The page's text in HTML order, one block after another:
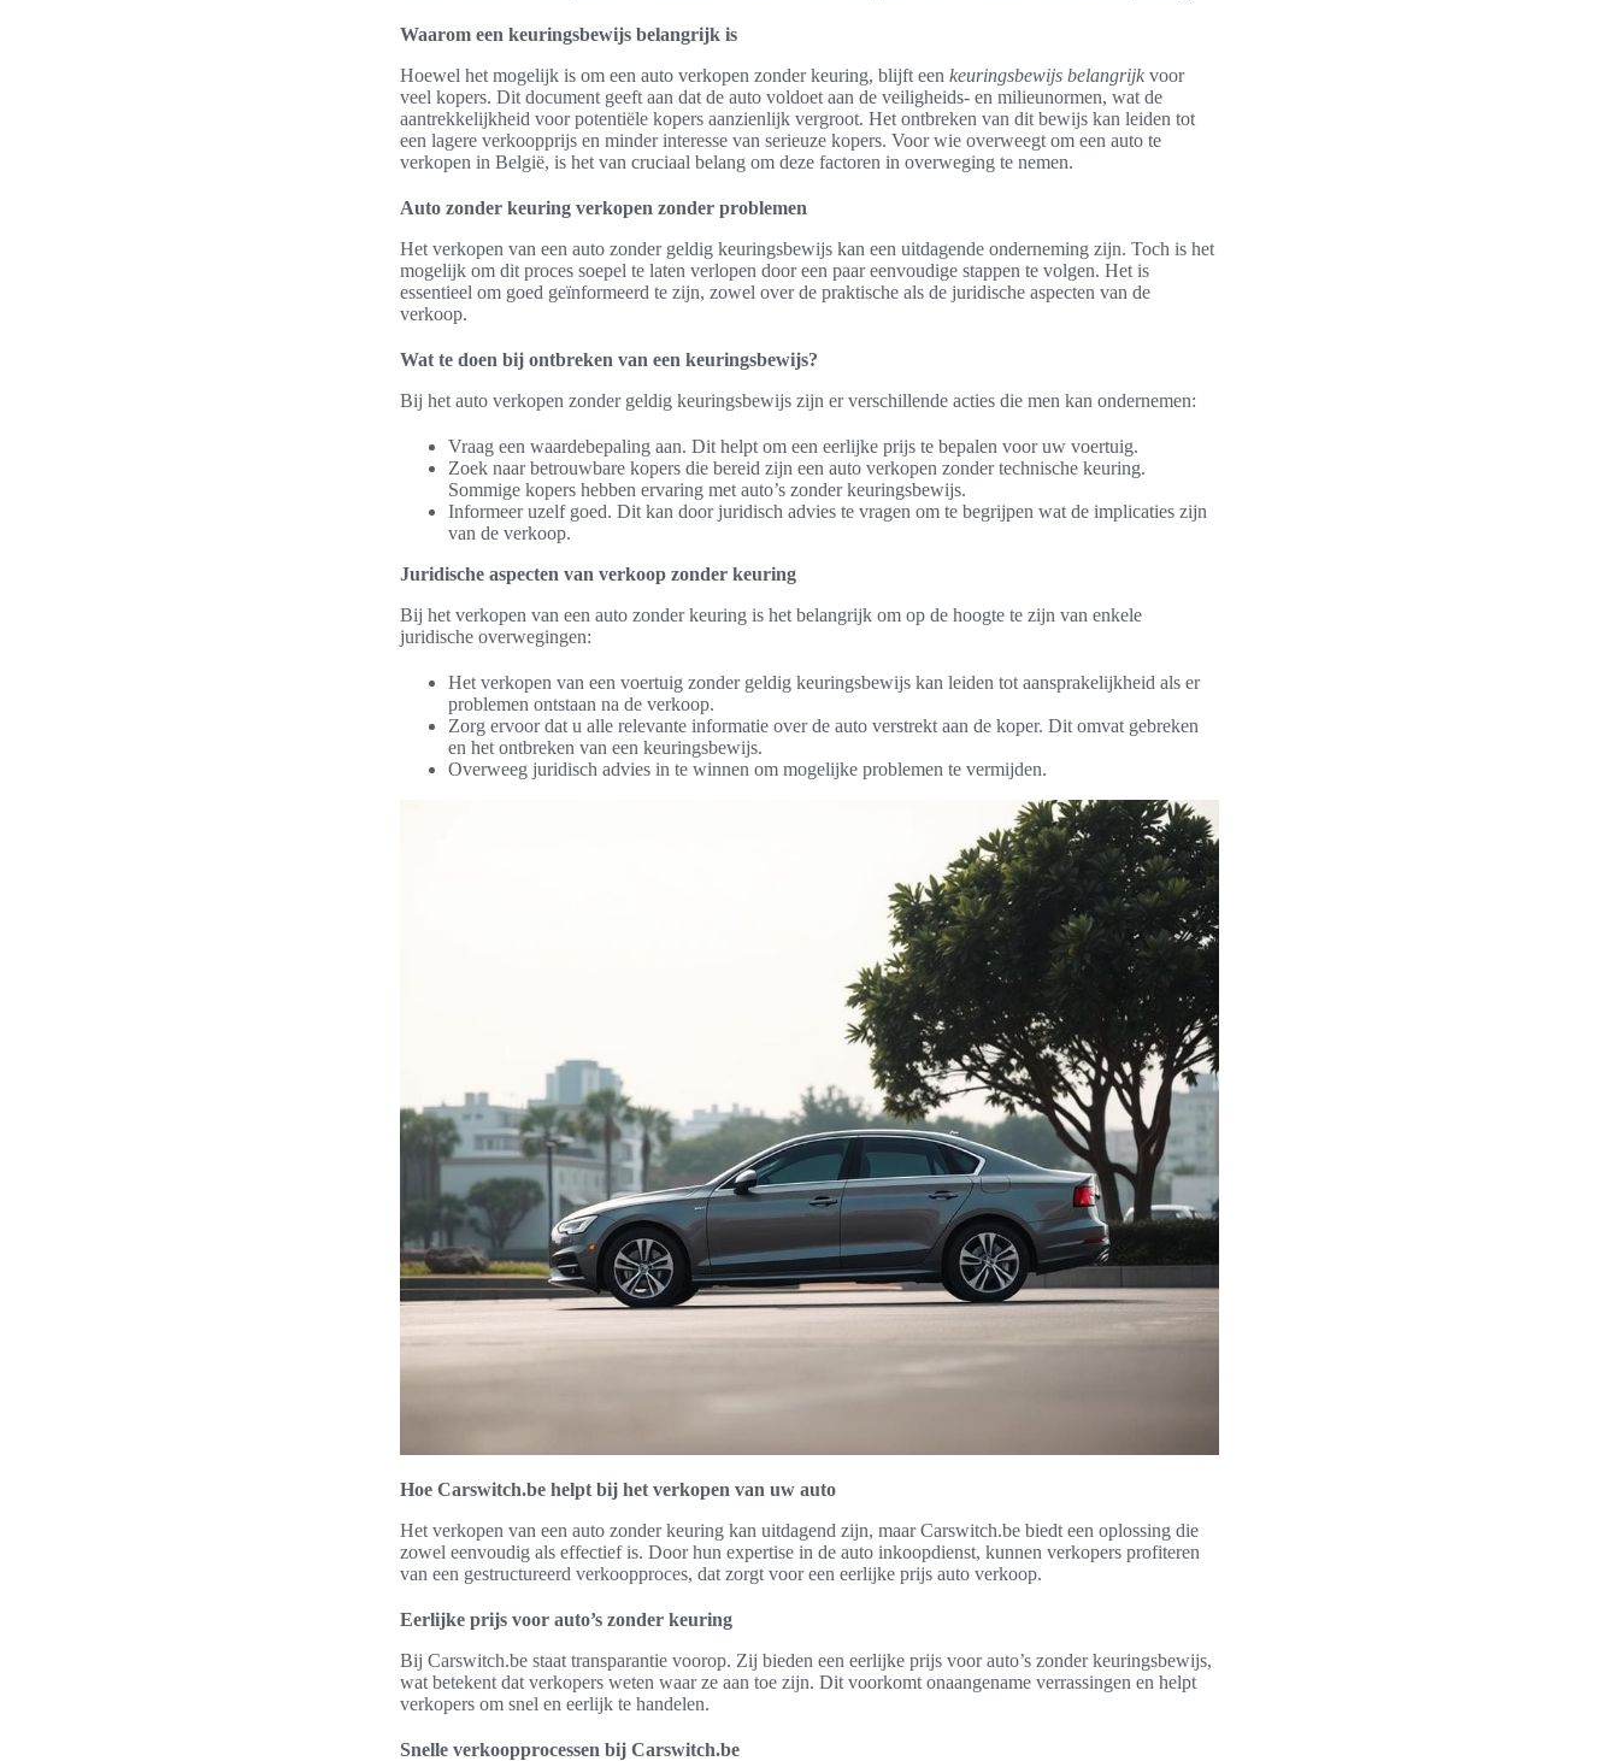
Waarom een keuringsbewijs belangrijk is
Hoewel het mogelijk is om een auto verkopen zonder keuring, blijft een keuringsbewijs belangrijk voor
veel kopers. Dit document geeft aan dat de auto voldoet aan de veiligheids- en milieunormen, wat de
aantrekkelijkheid voor potentiële kopers aanzienlijk vergroot. Het ontbreken van dit bewijs kan leiden tot
een lagere verkoopprijs en minder interesse van serieuze kopers. Voor wie overweegt om een auto te
verkopen in België, is het van cruciaal belang om deze factoren in overweging te nemen.
Auto zonder keuring verkopen zonder problemen
Het verkopen van een auto zonder geldig keuringsbewijs kan een uitdagende onderneming zijn. Toch is het
mogelijk om dit proces soepel te laten verlopen door een paar eenvoudige stappen te volgen. Het is
essentieel om goed geïnformeerd te zijn, zowel over de praktische als de juridische aspecten van de
verkoop.
Wat te doen bij ontbreken van een keuringsbewijs?
Bij het auto verkopen zonder geldig keuringsbewijs zijn er verschillende acties die men kan ondernemen:
Vraag een waardebepaling aan. Dit helpt om een eerlijke prijs te bepalen voor uw voertuig.
Zoek naar betrouwbare kopers die bereid zijn een auto verkopen zonder technische keuring.
Sommige kopers hebben ervaring met auto’s zonder keuringsbewijs.
Informeer uzelf goed. Dit kan door juridisch advies te vragen om te begrijpen wat de implicaties zijn
van de verkoop.
Juridische aspecten van verkoop zonder keuring
Bij het verkopen van een auto zonder keuring is het belangrijk om op de hoogte te zijn van enkele
juridische overwegingen:
Het verkopen van een voertuig zonder geldig keuringsbewijs kan leiden tot aansprakelijkheid als er
problemen ontstaan na de verkoop.
Zorg ervoor dat u alle relevante informatie over de auto verstrekt aan de koper. Dit omvat gebreken
en het ontbreken van een keuringsbewijs.
Overweeg juridisch advies in te winnen om mogelijke problemen te vermijden.
Hoe Carswitch.be helpt bij het verkopen van uw auto
Het verkopen van een auto zonder keuring kan uitdagend zijn, maar Carswitch.be biedt een oplossing die
zowel eenvoudig als effectief is. Door hun expertise in de auto inkoopdienst, kunnen verkopers profiteren
van een gestructureerd verkoopproces, dat zorgt voor een eerlijke prijs auto verkoop.
Eerlijke prijs voor auto’s zonder keuring
Bij Carswitch.be staat transparantie voorop. Zij bieden een eerlijke prijs voor auto’s zonder keuringsbewijs,
wat betekent dat verkopers weten waar ze aan toe zijn. Dit voorkomt onaangename verrassingen en helpt
verkopers om snel en eerlijk te handelen.
Snelle verkoopprocessen bij Carswitch.be